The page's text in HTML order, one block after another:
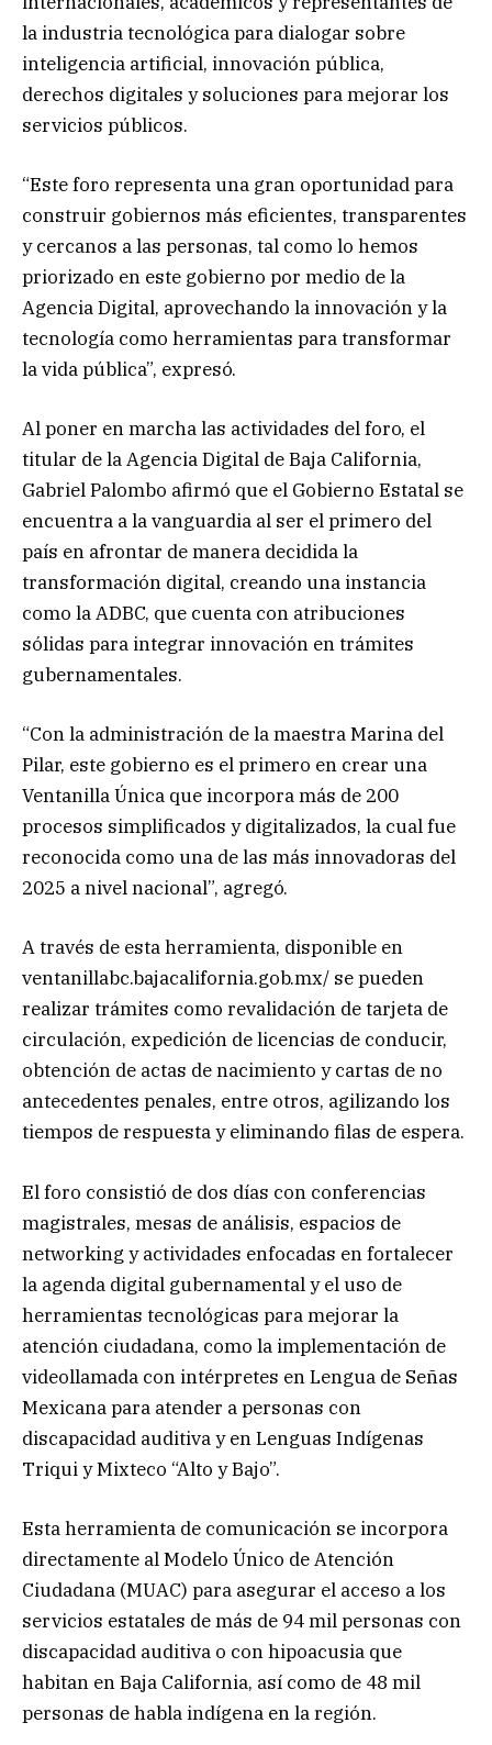
la industria tecnológica para dialogar sobre
inteligencia artificial, innovación pública,
derechos digitales y soluciones para mejorar los
servicios públicos.
“Este foro representa una gran oportunidad para
construir gobiernos más eficientes, transparentes
y cercanos a las personas, tal como lo hemos
priorizado en este gobierno por medio de la
Agencia Digital, aprovechando la innovación y la
tecnología como herramientas para transformar
la vida pública”, expresó.
Al poner en marcha las actividades del foro, el
titular de la Agencia Digital de Baja California,
Gabriel Palombo afirmó que el Gobierno Estatal se
encuentra a la vanguardia al ser el primero del
país en afrontar de manera decidida la
transformación digital, creando una instancia
como la ADBC, que cuenta con atribuciones
sólidas para integrar innovación en trámites
gubernamentales.
“Con la administración de la maestra Marina del
Pilar, este gobierno es el primero en crear una
Ventanilla Única que incorpora más de 200
procesos simplificados y digitalizados, la cual fue
reconocida como una de las más innovadoras del
2025 a nivel nacional”, agregó.
A través de esta herramienta, disponible en
ventanillabc.bajacalifornia.gob.mx/ se pueden
realizar trámites como revalidación de tarjeta de
circulación, expedición de licencias de conducir,
obtención de actas de nacimiento y cartas de no
antecedentes penales, entre otros, agilizando los
tiempos de respuesta y eliminando filas de espera.
El foro consistió de dos días con conferencias
magistrales, mesas de análisis, espacios de
networking y actividades enfocadas en fortalecer
la agenda digital gubernamental y el uso de
herramientas tecnológicas para mejorar la
atención ciudadana, como la implementación de
videollamada con intérpretes en Lengua de Señas
Mexicana para atender a personas con
discapacidad auditiva y en Lenguas Indígenas
Triqui y Mixteco “Alto y Bajo”.
Esta herramienta de comunicación se incorpora
directamente al Modelo Único de Atención
Ciudadana (MUAC) para asegurar el acceso a los
servicios estatales de más de 94 mil personas con
discapacidad auditiva o con hipoacusia que
habitan en Baja California, así como de 48 mil
personas de habla indígena en la región.